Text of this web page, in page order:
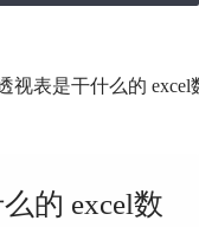
视表是干什么的
的 excel数